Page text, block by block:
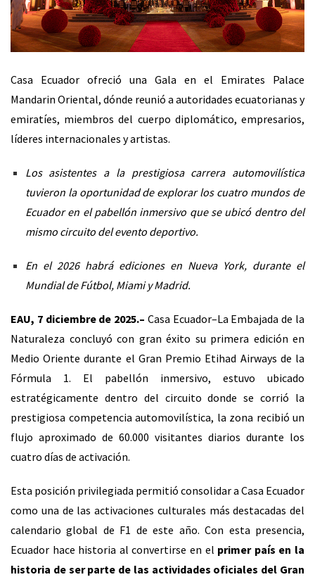
Casa Ecuador ofreció una Gala en el Emirates Palace
Mandarin Oriental, dónde reunió a autoridades ecuatorianas y
emiratíes, miembros del cuerpo diplomático, empresarios,
líderes internacionales y artistas.
Los asistentes a la prestigiosa carrera automovilística
tuvieron la oportunidad de explorar los cuatro mundos de
Ecuador en el pabellón inmersivo que se ubicó dentro del
mismo circuito del evento deportivo.
En el 2026 habrá ediciones en Nueva York, durante el
Mundial de Fútbol, Miami y Madrid.
EAU, 7 diciembre de 2025.– Casa Ecuador–La Embajada de la
Naturaleza concluyó con gran éxito su primera edición en
Medio Oriente durante el Gran Premio Etihad Airways de la
Fórmula 1. El pabellón inmersivo, estuvo ubicado
estratégicamente dentro del circuito donde se corrió la
prestigiosa competencia automovilística, la zona recibió un
flujo aproximado de 60.000 visitantes diarios durante los
cuatro días de activación.
Esta posición privilegiada permitió consolidar a Casa Ecuador
como una de las activaciones culturales más destacadas del
calendario global de F1 de este año. Con esta presencia,
Ecuador hace historia al convertirse en el primer país en la
historia de ser parte de las actividades oficiales del Gran